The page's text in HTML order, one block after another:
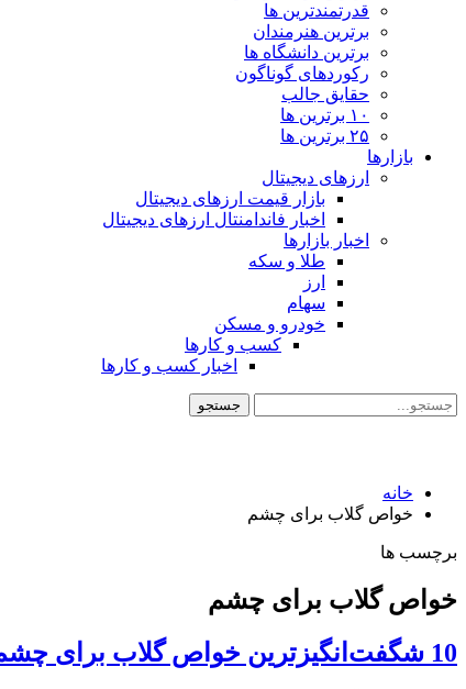
قدرتمندترین ها
برترین هنرمندان
برترین دانشگاه ها
رکوردهای گوناگون
حقایق جالب
۱۰ برترین ها
۲۵ برترین ها
بازارها
ارزهای دیجیتال
بازار قیمت ارزهای دیجیتال
اخبار فاندامنتال ارزهای دیجیتال
اخبار بازارها
طلا و سکه
ارز
سهام
خودرو و مسکن
کسب و کارها
اخبار کسب و کارها
خانه
خواص گلاب برای چشم
برچسب ها
خواص گلاب برای چشم
10 شگفت‌انگیزترین خواص گلاب برای چشم + 10 روش درمانی و زیبایی